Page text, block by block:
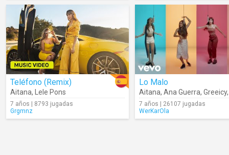
Teléfono (Remix)
Aitana, Lele Pons
7 años | 8793 jugadas
Grgmnz
Lo Malo
Aitana, Ana Guerra, Greeicy
7 años | 26107 jugadas
WerKarOla